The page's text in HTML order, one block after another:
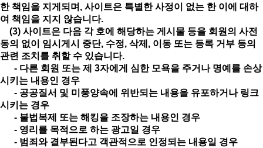
한 책임을 지게되며, 사이트은 특별한 사정이 없는 한 이에 대하
여 책임을 지지 않습니다.
(3) 사이트은 다음 각 호에 해당하는 게시물 등을 회원의 사전
동의 없이 임시게시 중단, 수정, 삭제, 이동 또는 등록 거부 등의
관련 조치를 취할 수 있습니다.
- 다른 회원 또는 제 3자에게 심한 모욕을 주거나 명예를 손상
시키는 내용인 경우
- 공공질서 및 미풍양속에 위반되는 내용을 유포하거나 링크
시키는 경우
- 불법복제 또는 해킹을 조장하는 내용인 경우
- 영리를 목적으로 하는 광고일 경우
- 범죄와 결부된다고 객관적으로 인정되는 내용일 경우